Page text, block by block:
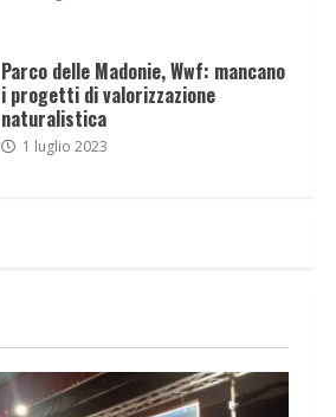
Parco delle Madonie, Wwf: mancano
i progetti di valorizzazione
naturalistica
1 luglio 2023